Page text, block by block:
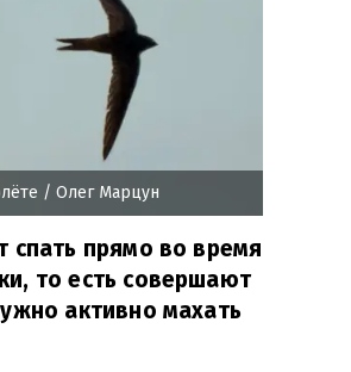
/ Олег Марцун
спать прямо во время
то есть совершают
активно махать